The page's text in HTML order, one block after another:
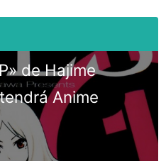
de Hajime
Anime